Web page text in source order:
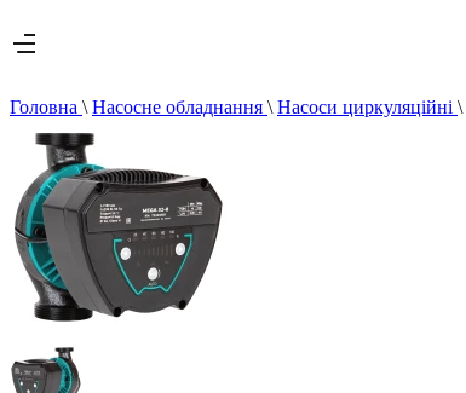
Головна \ Насосне обладнання \ Насоси циркуляційні \